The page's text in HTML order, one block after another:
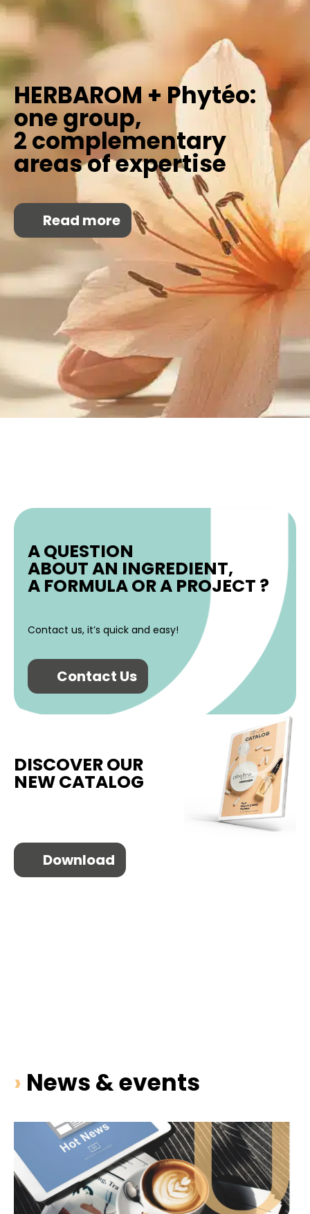
HERBAROM + Phytéo:
one group,
2 complementary
areas of expertise
Read more
A QUESTION
ABOUT AN INGREDIENT,
A FORMULA OR A PROJECT ?
Contact us, it’s quick and easy!
Contact Us
DISCOVER OUR
NEW CATALOG
Download
› News & events